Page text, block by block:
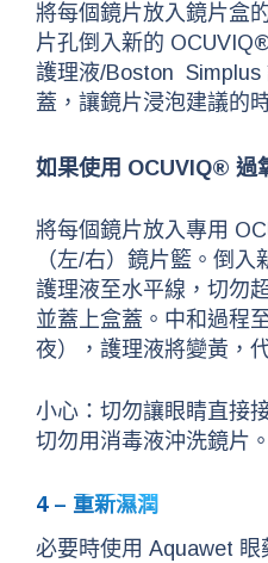
將每個鏡片放入鏡片盒
片孔倒入新的
護理液/Boston Simplus
蓋，讓鏡片浸泡建議的
如果使用 OCUVIQ® 過
將每個鏡片放入專用
（左/右）鏡片籃。倒
護理液至水平線，切勿
並蓋上盒蓋。中和過程
夜），護理液將變黃，
小心：切勿讓眼睛直接
切勿用消毒液沖洗鏡片。
4 – 重新濕潤
必要時使用 Aquawet 眼